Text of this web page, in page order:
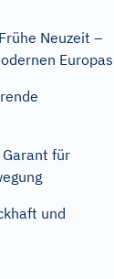
Neuzeit –
Europas
für
und